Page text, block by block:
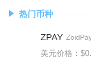
热门币种
ZPAY
美元价格：